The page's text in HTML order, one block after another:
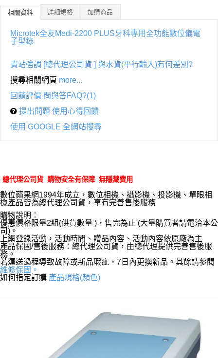
相關資料 詳細規格 加購商品
Microtek全友Medi-2200 PLUS牙科專用全功能數位儀電
子型錄
貴站強調 [總代理公司貨 ] 與水貨(平行輸入)有何差別?
搜尋相關網頁 more...
回饋評價 問與答FAQ?(1)
提出問題 使用心得回饋
使用 GOOGLE 全網站搜尋
總代理公司貨 購物安全有保障 無隱藏費用
數位蘋果網1994年成立，數位相機、攝影機、投影機、單眼相
機產品皆為總代理公司貨，享有完善售後服務
購物說明：
優惠價格限量2組(供貨數量 )，售完為止 (大量購買者請電洽本公
司)。
上網登錄活動，活動時間、贈品內容、活動內容依原廠為主
產品保固/售後服務：總代理公司貨，由總代理提供完善售後服
務。
若運送過程導致故障或新品瑕疵，7日內更換新品。其餘請參閱
維修保固。
如何指定訂購 產品規格(顏色)